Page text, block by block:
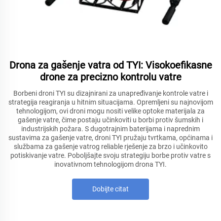
Drona za gašenje vatra od TYI: Visokoefikasne
drone za precizno kontrolu vatre
Borbeni droni TYI su dizajnirani za unapređivanje kontrole vatre i
strategija reagiranja u hitnim situacijama. Opremljeni su najnovijom
tehnologijom, ovi droni mogu nositi velike optoke materijala za
gašenje vatre, čime postaju učinkoviti u borbi protiv šumskih i
industrijskih požara. S dugotrajnim baterijama i naprednim
sustavima za gašenje vatre, droni TYI pružaju tvrtkama, općinama i
službama za gašenje vatrog reliable rješenje za brzo i učinkovito
potiskivanje vatre. Poboljšajte svoju strategiju borbe protiv vatre s
inovativnom tehnologijom drona TYI.
Dobijte citat